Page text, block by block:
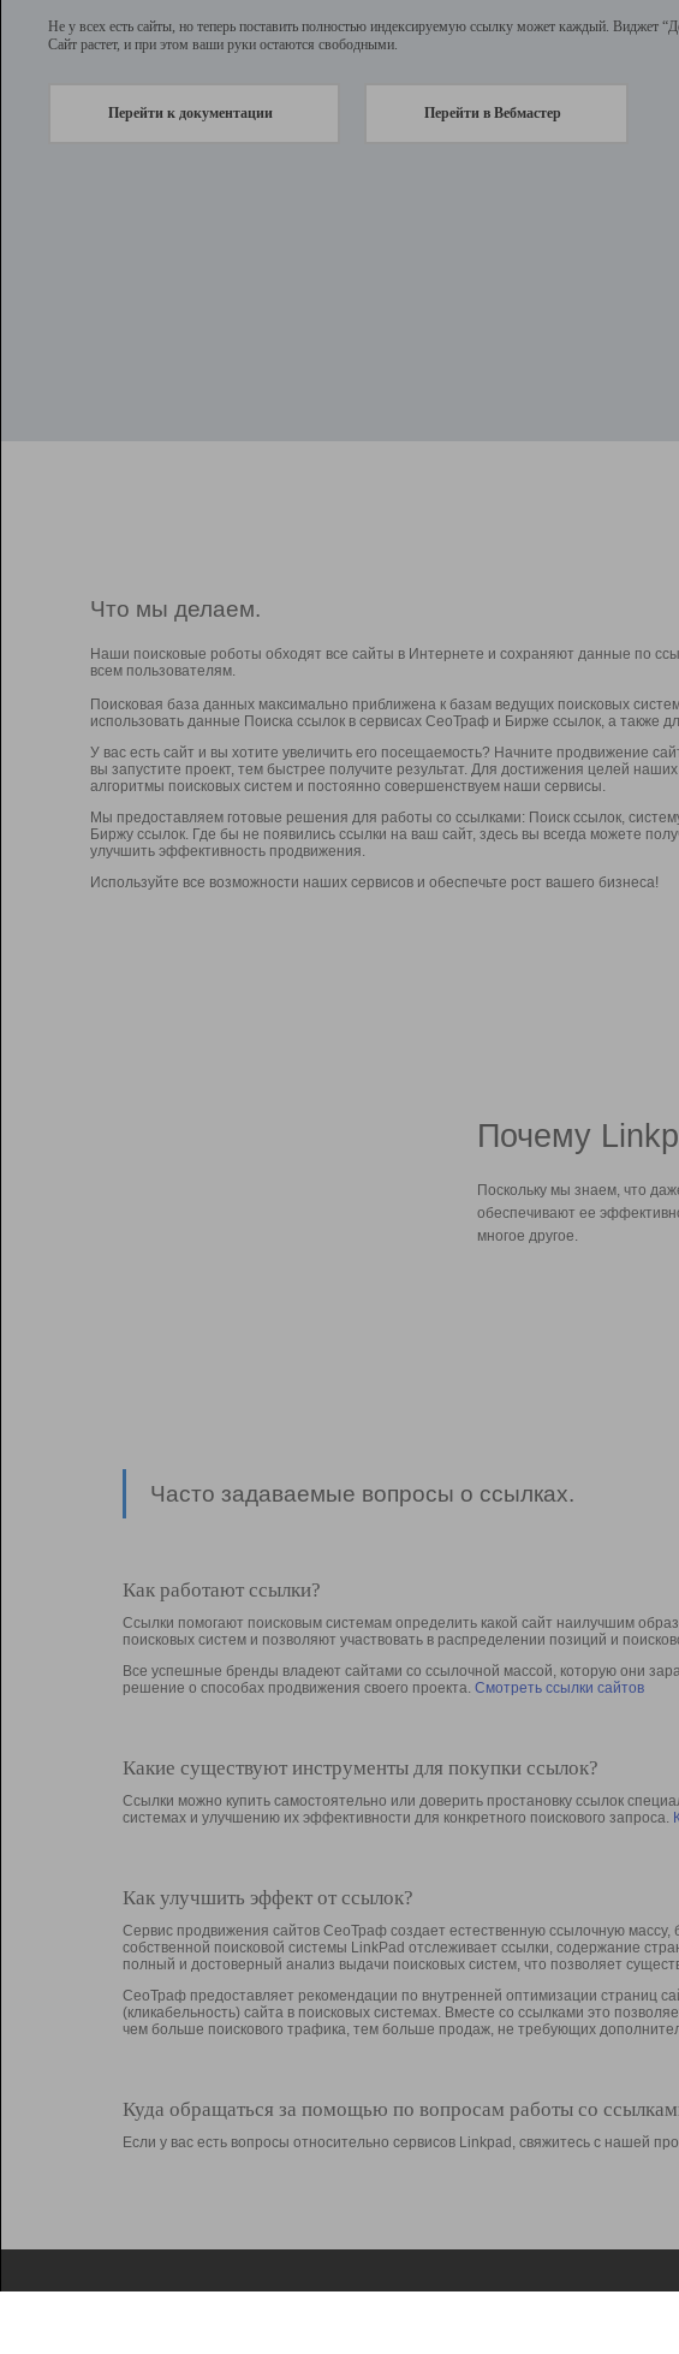
Не у всех есть сайты, но теперь поставить полностью индексируемую ссылку может каждый. Виджет
Сайт растет, и при этом ваши руки остаются свободными.
Перейти к документации Перейти в Вебмастер
Что мы делаем.
Наши поисковые роботы обходят все сайты в Интернете и сохраняют данные по
всем пользователям.
Поисковая база данных максимально приближена к базам ведущих поисковых
использовать данные Поиска ссылок в сервисах СеоТраф и Бирже ссылок, а также
У вас есть сайт и вы хотите увеличить его посещаемость? Начните продвижение
вы запустите проект, тем быстрее получите результат. Для достижения целей
алгоритмы поисковых систем и постоянно совершенствуем наши сервисы.
Мы предоставляем готовые решения для работы со ссылками: Поиск ссылок,
Биржу ссылок. Где бы не появились ссылки на ваш сайт, здесь вы всегда можете
улучшить эффективность продвижения.
Используйте все возможности наших сервисов и обеспечьте рост вашего бизнеса!
Почему
Поскольку мы знаем, что
обеспечивают ее
многое другое.
Часто задаваемые вопросы о ссылках.
Как работают ссылки?
Ссылки помогают поисковым системам определить какой сайт наилучшим
поисковых систем и позволяют участвовать в раcпределении позиций и
Все успешные бренды владеют сайтами со ссылочной массой, которую они
решение о способах продвижения своего проекта. Смотреть ссылки сайтов
Какие существуют инструменты для покупки ссылок?
Ссылки можно купить самостоятельно или доверить простановку ссылок
системах и улучшению их эффективности для конкретного поискового запроса.
Как улучшить эффект от ссылок?
Сервис продвижения сайтов СеоТраф создает естественную ссылочную
собственной поисковой системы LinkPad отслеживает ссылки, содержание
полный и достоверный анализ выдачи поисковых систем, что позволяет
СеоТраф предоставляет рекомендации по внутренней оптимизации страниц
(кликабельность) сайта в поисковых системах. Вместе со ссылками это
чем больше поискового трафика, тем больше продаж, не требующих
Куда обращаться за помощью по вопросам работы со
Если у вас есть вопросы относительно сервисов Linkpad, свяжитесь с нашей